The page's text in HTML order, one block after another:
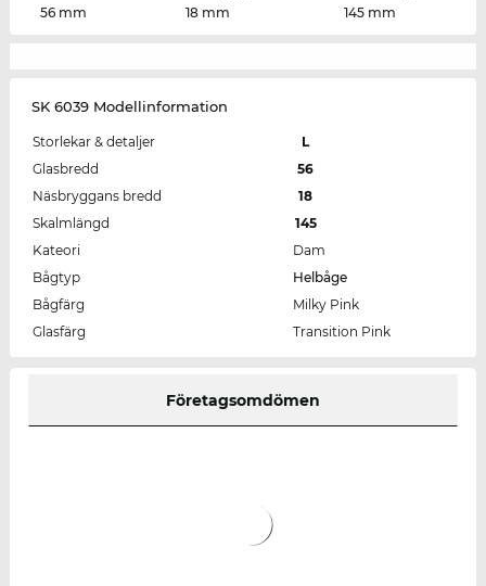
56 mm
18 mm
145 mm
SK 6039 Modellinformation
Storlekar & detaljer
L
Glasbredd
56
Näsbryggans bredd
18
Skalmlängd
145
Kateori
Dam
Bågtyp
Helbåge
Bågfärg
Milky Pink
Glasfärg
Transition Pink
Företagsomdömen